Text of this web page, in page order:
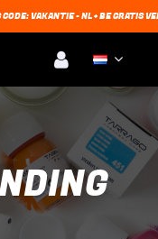
VAKANTIE - NL + BE GRATIS